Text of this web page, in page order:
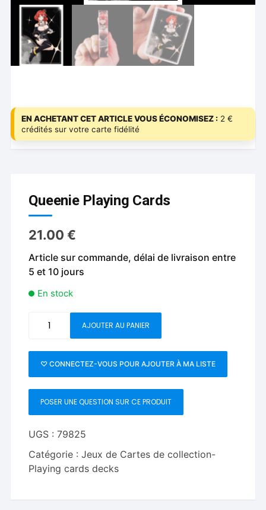
EN ACHETANT CET ARTICLE VOUS ÉCONOMISEZ : 2 €
crédités sur votre carte fidélité
Queenie Playing Cards
21.00€
Article sur commande, délai de livraison entre
5 et 10 jours
En stock
Playing
Cards
AJOUTER AU PANIER
♡ CONNECTEZ-VOUS POUR AJOUTER À MA LISTE
POSER UNE QUESTION SUR CE PRODUIT
UGS :79825
Catégorie :Jeux de Cartes de collection-
Playing cards decks